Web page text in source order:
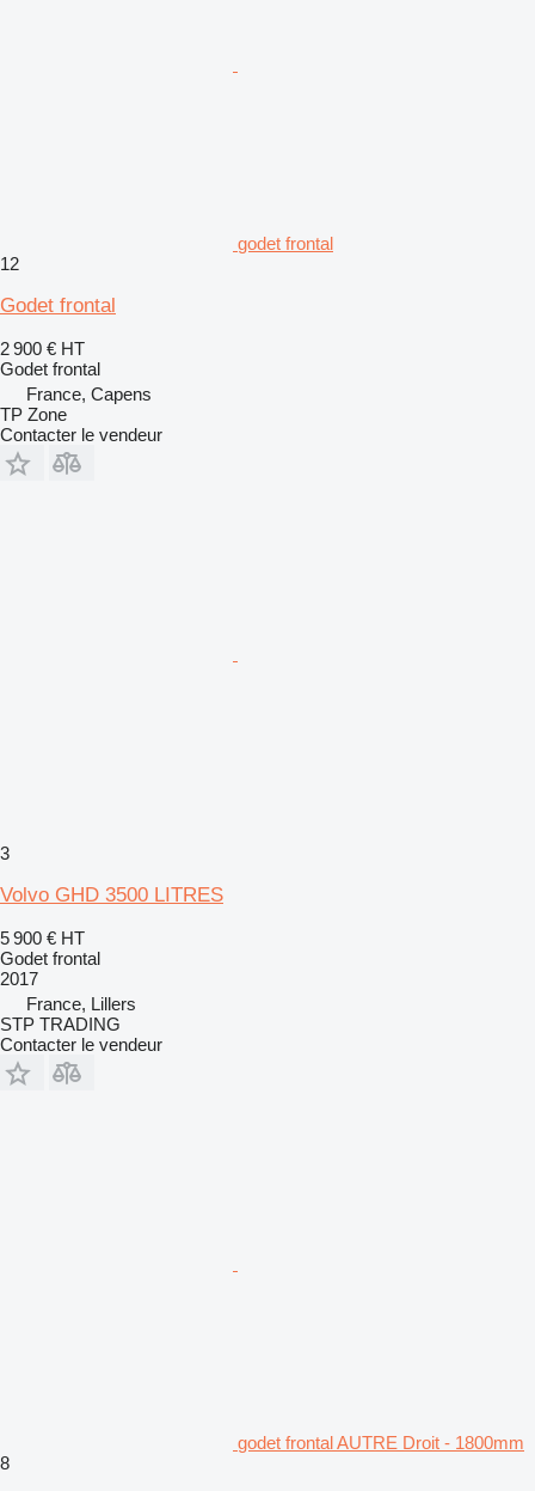
godet frontal
12
Godet frontal
2 900 € HT
Godet frontal
France, Capens
TP Zone
Contacter le vendeur
3
Volvo GHD 3500 LITRES
5 900 € HT
Godet frontal
2017
France, Lillers
STP TRADING
Contacter le vendeur
godet frontal AUTRE Droit - 1800mm
8